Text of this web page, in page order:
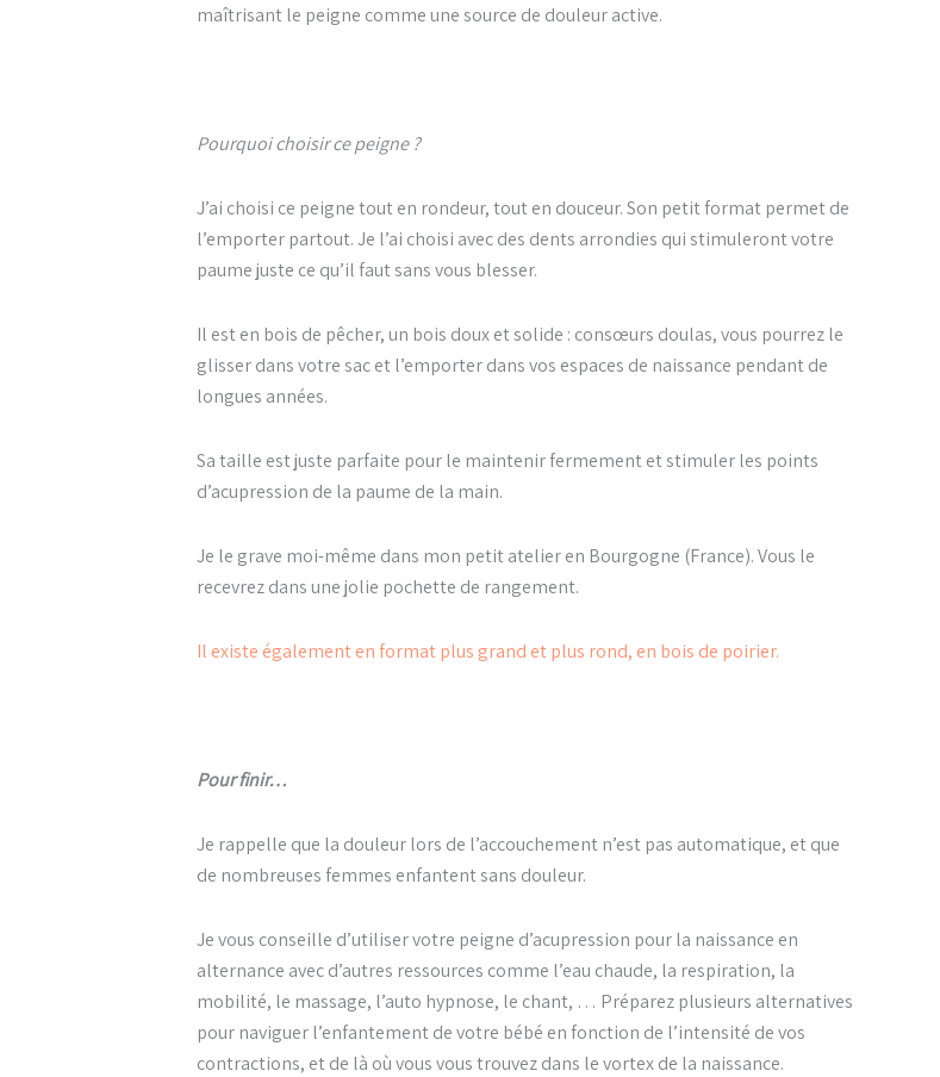
maîtrisant le peigne comme une source de douleur active.
Pourquoi choisir ce peigne ?
J’ai choisi ce peigne tout en rondeur, tout en douceur. Son petit format permet de
l’emporter partout. Je l’ai choisi avec des dents arrondies qui stimuleront votre
paume juste ce qu’il faut sans vous blesser.
Il est en bois de pêcher, un bois doux et solide : consœurs doulas, vous pourrez le
glisser dans votre sac et l’emporter dans vos espaces de naissance pendant de
longues années.
Sa taille est juste parfaite pour le maintenir fermement et stimuler les points
d’acupression de la paume de la main.
Je le grave moi-même dans mon petit atelier en Bourgogne (France). Vous le
recevrez dans une jolie pochette de rangement.
Il existe également en format plus grand et plus rond, en bois de poirier.
Pour finir…
Je rappelle que la douleur lors de l’accouchement n’est pas automatique, et que
de nombreuses femmes enfantent sans douleur.
Je vous conseille d’utiliser votre peigne d’acupression pour la naissance en
alternance avec d’autres ressources comme l’eau chaude, la respiration, la
mobilité, le massage, l’auto hypnose, le chant, … Préparez plusieurs alternatives
pour naviguer l’enfantement de votre bébé en fonction de l’intensité de vos
contractions, et de là où vous vous trouvez dans le vortex de la naissance.